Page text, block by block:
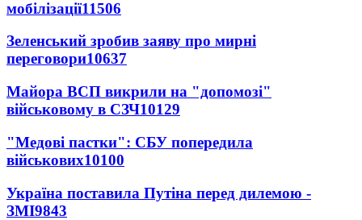
мобілізації11506
Зеленський зробив заяву про мирні
переговори10637
Майора ВСП викрили на "допомозі"
військовому в СЗЧ10129
"Медові пастки": СБУ попередила
військових10100
Україна поставила Путіна перед дилемою -
ЗМІ9843